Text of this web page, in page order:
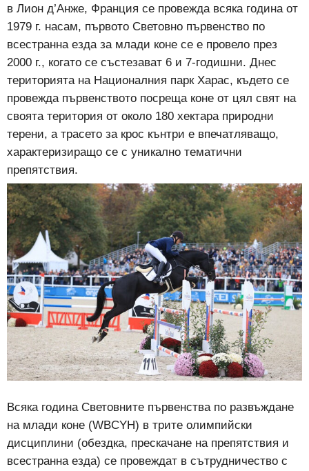
в Лион д’Анже, Франция се провежда всяка година от
1979 г. насам, първото Световно първенство по
всестранна езда за млади коне се е провело през
2000 г., когато се състезават 6 и 7-годишни. Днес
територията на Националния парк Харас, където се
провежда първенството посреща коне от цял свят на
своята територия от около 180 хектара природни
терени, а трасето за крос кънтри е впечатляващо,
характеризиращо се с уникално тематични
препятствия.
Всяка година Световните първенства по развъждане
на млади коне (WBCYH) в трите олимпийски
дисциплини (обездка, прескачане на препятствия и
всестранна езда) се провеждат в сътрудничество с